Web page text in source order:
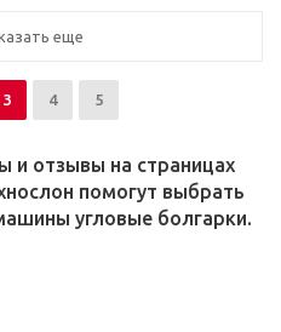
еще
3 4 5
и отзывы на страницах
помогут выбрать
угловые болгарки.